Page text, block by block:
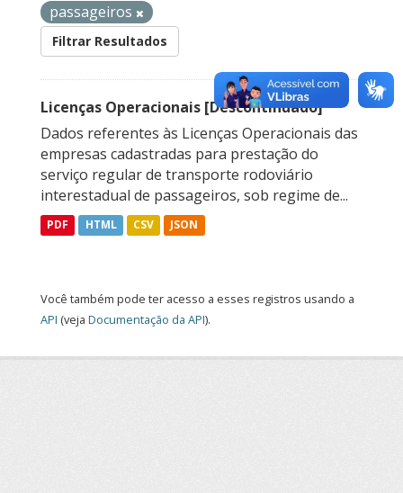
passageiros
Filtrar Resultados
Licenças Operacionais [Descontinuado]
Dados referentes às Licenças Operacionais das
empresas cadastradas para prestação do
serviço regular de transporte rodoviário
interestadual de passageiros, sob regime de...
PDF HTML CSV JSON
Você também pode ter acesso a esses registros usando a
API (veja Documentação da API).